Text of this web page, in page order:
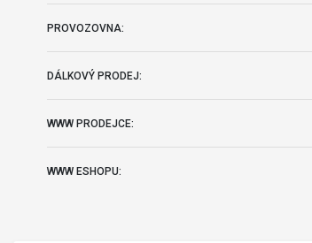
PROVOZOVNA:
DÁLKOVÝ PRODEJ:
WWW PRODEJCE:
WWW ESHOPU: